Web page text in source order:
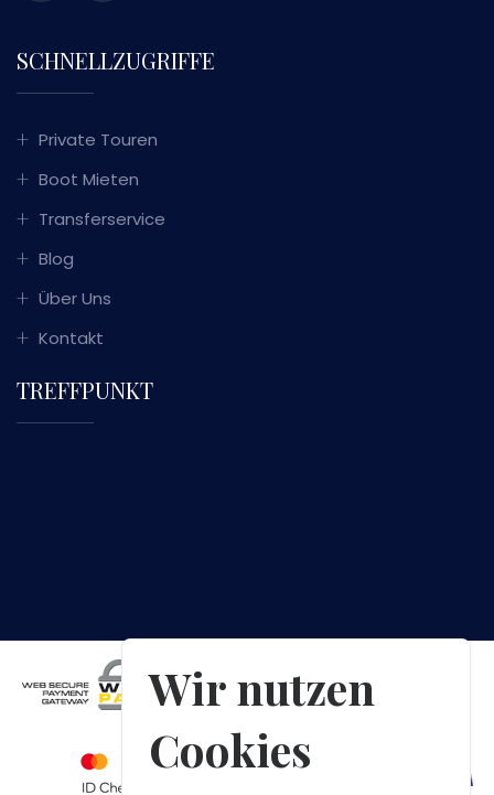
SCHNELLZUGRIFFE
Private Touren
Boot Mieten
Transferservice
Blog
Über Uns
Kontakt
TREFFPUNKT
Wir nutzen
Cookies